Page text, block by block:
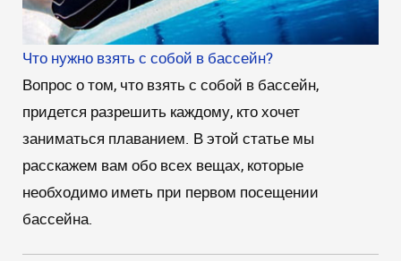
Что нужно взять с собой в бассейн?
Вопрос о том, что взять с собой в бассейн,
придется разрешить каждому, кто хочет
заниматься плаванием. В этой статье мы
расскажем вам обо всех вещах, которые
необходимо иметь при первом посещении
бассейна.